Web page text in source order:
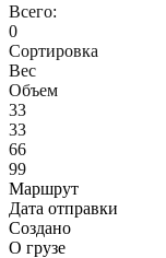
Всего:
0
Сортировка
Вес
Объем
33
33
66
99
Маршрут
Дата отправки
Создано
О грузе